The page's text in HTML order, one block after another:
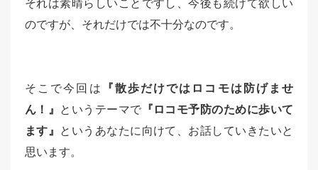
それは素晴らしいことですし、今後も続けて欲しい
のですが、それだけでは不十分なのです。
そこで今回は
『散歩だけではロコモは防げませ
ん！』 というテーマで 『ロコモ予防のために歩いて
ます』 というあなたに向けて、お話していきたいと
思います。